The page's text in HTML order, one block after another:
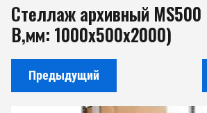
Стеллаж архивный
В,мм: 1000х500х2000)
Предыдущий